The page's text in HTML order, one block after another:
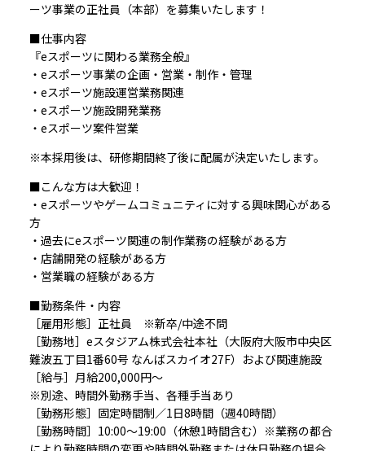
ーツ事業の正社員（本部）を募集いたします！
■仕事内容
『eスポーツに関わる業務全般』
・eスポーツ事業の企画・営業・制作・管理
・eスポーツ施設運営業務関連
・eスポーツ施設開発業務
・eスポーツ案件営業
※本採用後は、研修期間終了後に配属が決定いたします。
■こんな方は大歓迎！
・eスポーツやゲームコミュニティに対する興味関心がある
方
・過去にeスポーツ関連の制作業務の経験がある方
・店舗開発の経験がある方
・営業職の経験がある方
■勤務条件・内容
［雇用形態］正社員 ※新卒/中途不問
［勤務地］eスタジアム株式会社本社（大阪府大阪市中央区
難波五丁目1番60号 なんばスカイオ27F）および関連施設
［給与］月給200,000円〜
※別途、時間外勤務手当、各種手当あり
［勤務形態］固定時間制／1日8時間（週40時間）
［勤務時間］10:00〜19:00（休憩1時間含む）※業務の都合